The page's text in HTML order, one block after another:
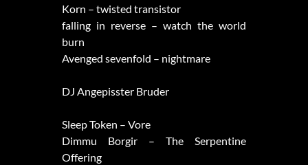
Korn – twisted transistor
falling in reverse – watch the world
burn
Avenged sevenfold – nightmare
DJ Angepisster Bruder
Sleep Token – Vore
Dimmu Borgir – The Serpentine
Offering